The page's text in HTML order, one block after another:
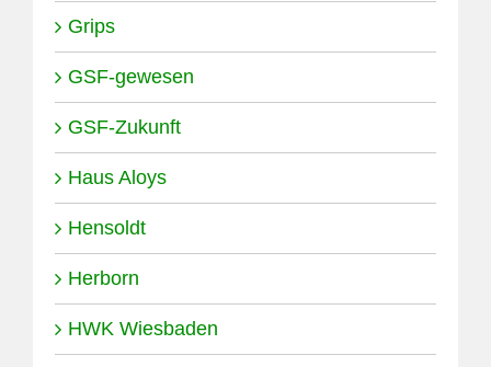
Grips
GSF-gewesen
GSF-Zukunft
Haus Aloys
Hensoldt
Herborn
HWK Wiesbaden